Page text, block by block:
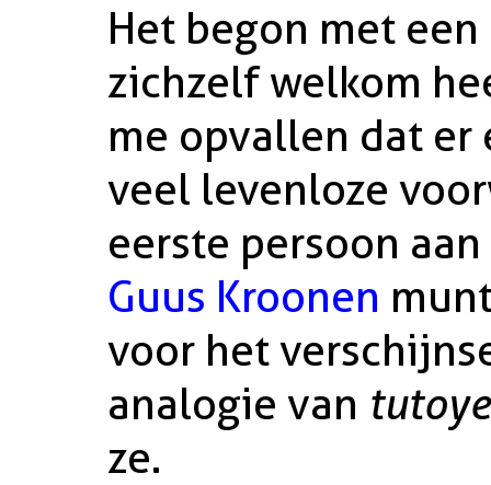
Het begon met
zichzelf welkom
me opvallen dat
veel levenloze
eerste persoon
Guus Kroonen
voor het
analogie van
ze.